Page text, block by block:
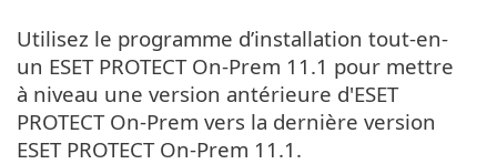
Utilisez le programme d’installation tout-en-
un ESET PROTECT On-Prem 11.1 pour mettre
à niveau une version antérieure d'ESET
PROTECT On-Prem vers la dernière version
ESET PROTECT On-Prem 11.1.